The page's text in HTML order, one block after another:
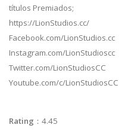
títulos Premiados;
https://LionStudios.cc/
Facebook.com/LionStudios.cc
Instagram.com/LionStudioscc
Twitter.com/LionStudiosCC
Youtube.com/c/LionStudiosCC
Rating ：4.45